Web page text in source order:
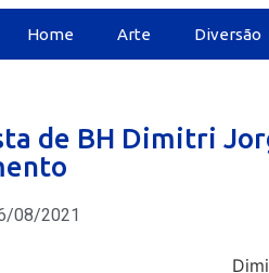
Home Arte Diversão
de BH Dimitri
08/2021